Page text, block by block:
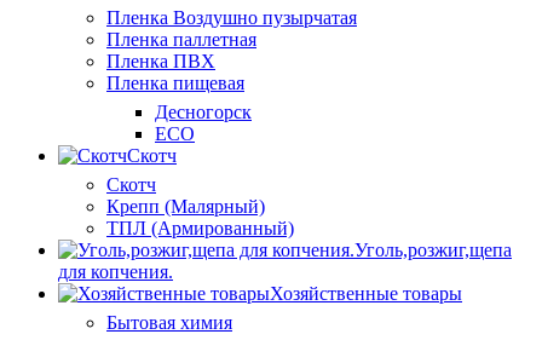
Пленка Воздушно пузырчатая
Пленка паллетная
Пленка ПВХ
Пленка пищевая
Десногорск
ECO
Скотч
Скотч
Крепп (Малярный)
ТПЛ (Армированный)
Уголь,розжиг,щепа
для копчения.
Хозяйственные товары
Бытовая химия